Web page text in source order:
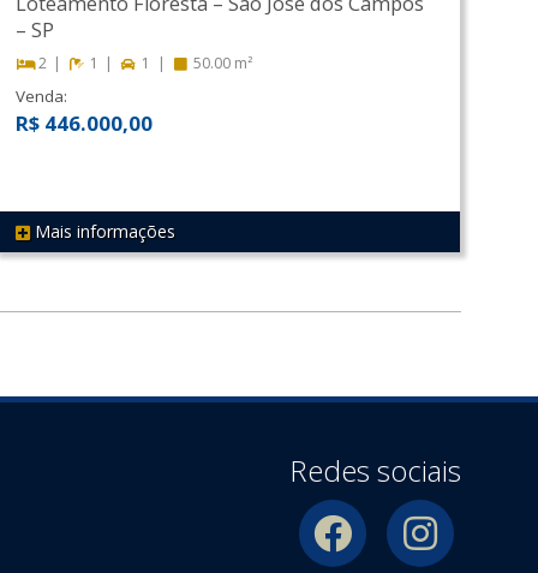
REF 428
–SP
2 1 1 50.00 m²
Venda:
R$ 446.000,00
Mais informações
Redes sociais